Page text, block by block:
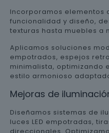
Incorporamos elementos
funcionalidad y diseño,
texturas hasta muebles a
Aplicamos soluciones
empotrados, espejos
minimalista, optimizando
estilo armonioso
Mejoras de
Diseñamos sistemas de
luces LED empotradas,